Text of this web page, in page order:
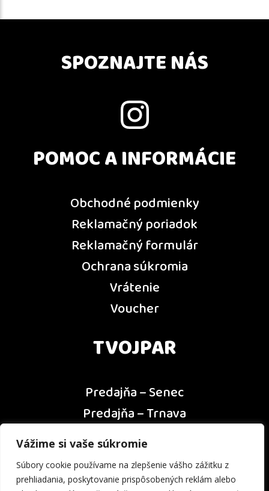
Vážime si vaše súkromie
Súbory cookie používame na zlepšenie vášho zážitku z
prehliadania, poskytovanie prispôsobených reklám alebo
SPOZNAJTE NÁS
POMOC A INFORMÁCIE
Obchodné podmienky
Reklamačný poriadok
Reklamačný formulár
Ochrana súkromia
Vrátenie
Voucher
TVOJPAR
Predajňa – Senec
Predajňa – Trnava
Predajňa – Dunajská Streda
Predajňa – Nitra
Kontakt